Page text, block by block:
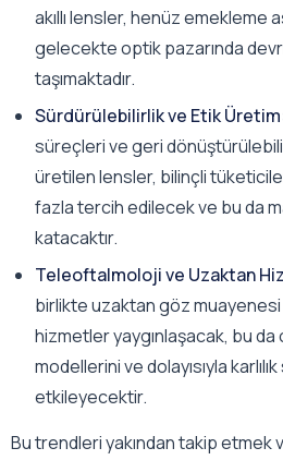
akıllı lensler, henüz emekleme
gelecekte optik pazarında
taşımaktadır.
Sürdürülebilirlik ve Etik
süreçleri ve geri
üretilen lensler, bilinçli
fazla tercih edilecek ve bu da
katacaktır.
Teleoftalmoloji ve Uzaktan
birlikte uzaktan göz muayenesi
hizmetler yaygınlaşacak, bu
modellerini ve dolayısıyla
etkileyecektir.
Bu trendleri yakından takip etmek